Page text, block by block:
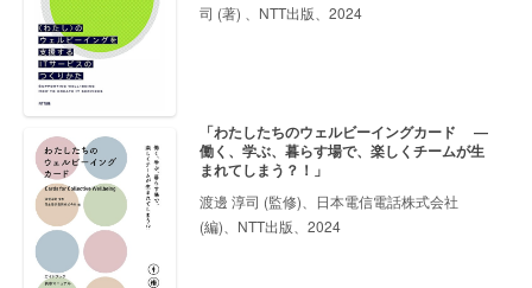
司 (著) 、NTT出版、2024
「わたしたちのウェルビーイングカード ―
働く、学ぶ、暮らす場で、楽しくチームが生
まれてしまう？！」
渡邊 淳司 (監修)、日本電信電話株式会社
(編)、NTT出版、2024